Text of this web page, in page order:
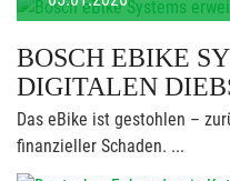
BOSCH EBIKE
DIGITALEN
Das eBike ist gestohlen –
finanzieller Schaden. ...